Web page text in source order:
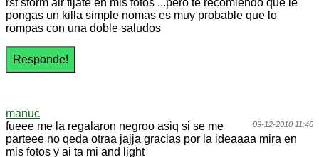
rst storm air fijate en mis fotos ...pero te recomiendo que le
pongas un killa simple nomas es muy probable que lo
rompas con una doble saludos
manuc
09-12-2010 11:46
fueee me la regalaron negroo asiq si se me
parteee no qeda otraa jajja gracias por la ideaaaa mira en
mis fotos y ai ta mi and light